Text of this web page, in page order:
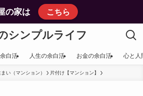
の家は こちら
シンプルライフ
白活 人生の余白活 お金の余白活 心と人
まい（マンション） 片付け【マンション】